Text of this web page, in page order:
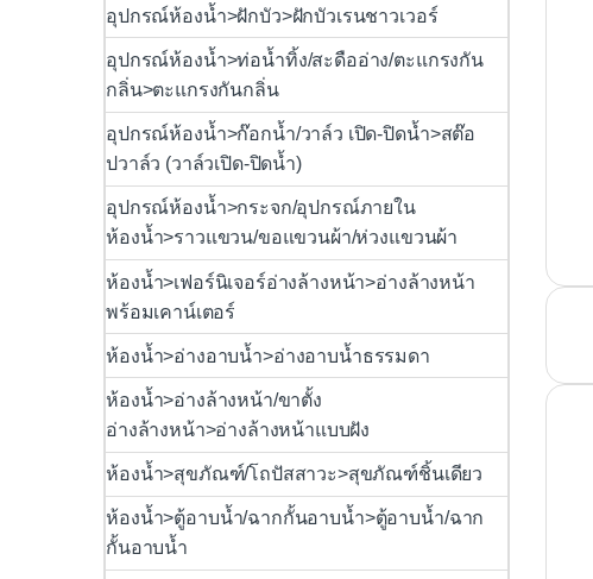
อุปกรณ์ห้องน้ำ>ฝักบัว>ฝักบัวเรนชาวเวอร์
อุปกรณ์ห้องน้ำ>ท่อน้ำทิ้ง/สะดืออ่าง/ตะแกรงกัน
กลิ่น>ตะแกรงกันกลิ่น
อุปกรณ์ห้องน้ำ>ก๊อกน้ำ/วาล์ว เปิด-ปิดน้ำ>สต๊อ
ปวาล์ว (วาล์วเปิด-ปิดน้ำ)
อุปกรณ์ห้องน้ำ>กระจก/อุปกรณ์ภายใน
ห้องน้ำ>ราวแขวน/ขอแขวนผ้า/ห่วงแขวนผ้า
ห้องน้ำ>เฟอร์นิเจอร์อ่างล้างหน้า>อ่างล้างหน้า
พร้อมเคาน์เตอร์
ห้องน้ำ>อ่างอาบน้ำ>อ่างอาบน้ำธรรมดา
ห้องน้ำ>อ่างล้างหน้า/ขาตั้ง
อ่างล้างหน้า>อ่างล้างหน้าแบบฝัง
ห้องน้ำ>สุขภัณฑ์/โถปัสสาวะ>สุขภัณฑ์ชิ้นเดียว
ห้องน้ำ>ตู้อาบน้ำ/ฉากกั้นอาบน้ำ>ตู้อาบน้ำ/ฉาก
กั้นอาบน้ำ